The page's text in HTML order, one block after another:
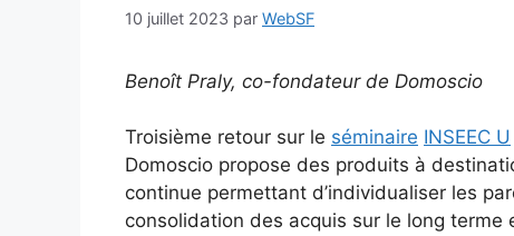
10 juillet 2023 par WebSF
Benoît Praly, co-fondateur de Domoscio
Troisième retour sur le séminaire INSEEC U
Domoscio propose des produits à
continue permettant d’individualiser les
consolidation des acquis sur le long